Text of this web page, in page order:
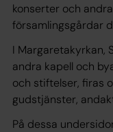
konserter och
församlingsgårdar
I Margaretakyrkan,
andra kapell och
och stiftelser, firas
gudstjänster,
På dessa